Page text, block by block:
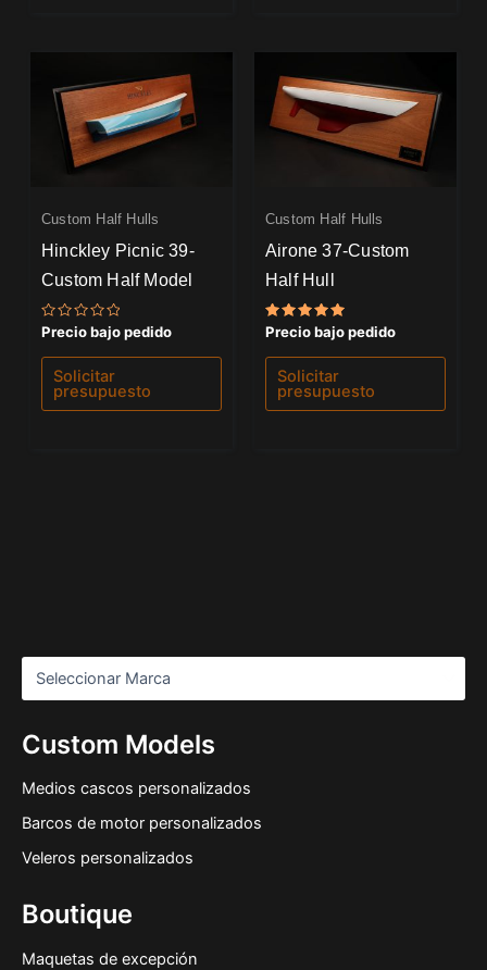
Custom Models
Medios cascos personalizados
Barcos de motor personalizados
Veleros personalizados
Boutique
Maquetas de excepción
Custom Half Hulls
Hinckley Picnic 39-
Custom Half Model
Valorado
0
de
Precio bajo pedido
Solicitar
presupuesto
Custom Half Hulls
Airone 37-Custom
Half Hull
Valorado
5.00
de 5
Precio bajo pedido
Solicitar
presupuesto